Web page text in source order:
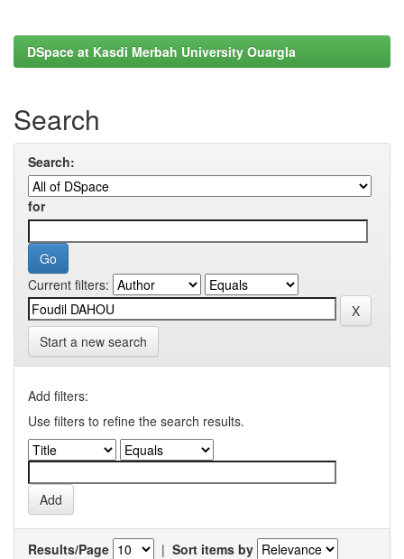
DSpace at Kasdi Merbah University Ouargla
Search
Search:
for
Current filters:
Start a new search
Add filters:
Use filters to refine the search results.
Results/Page | Sort items by